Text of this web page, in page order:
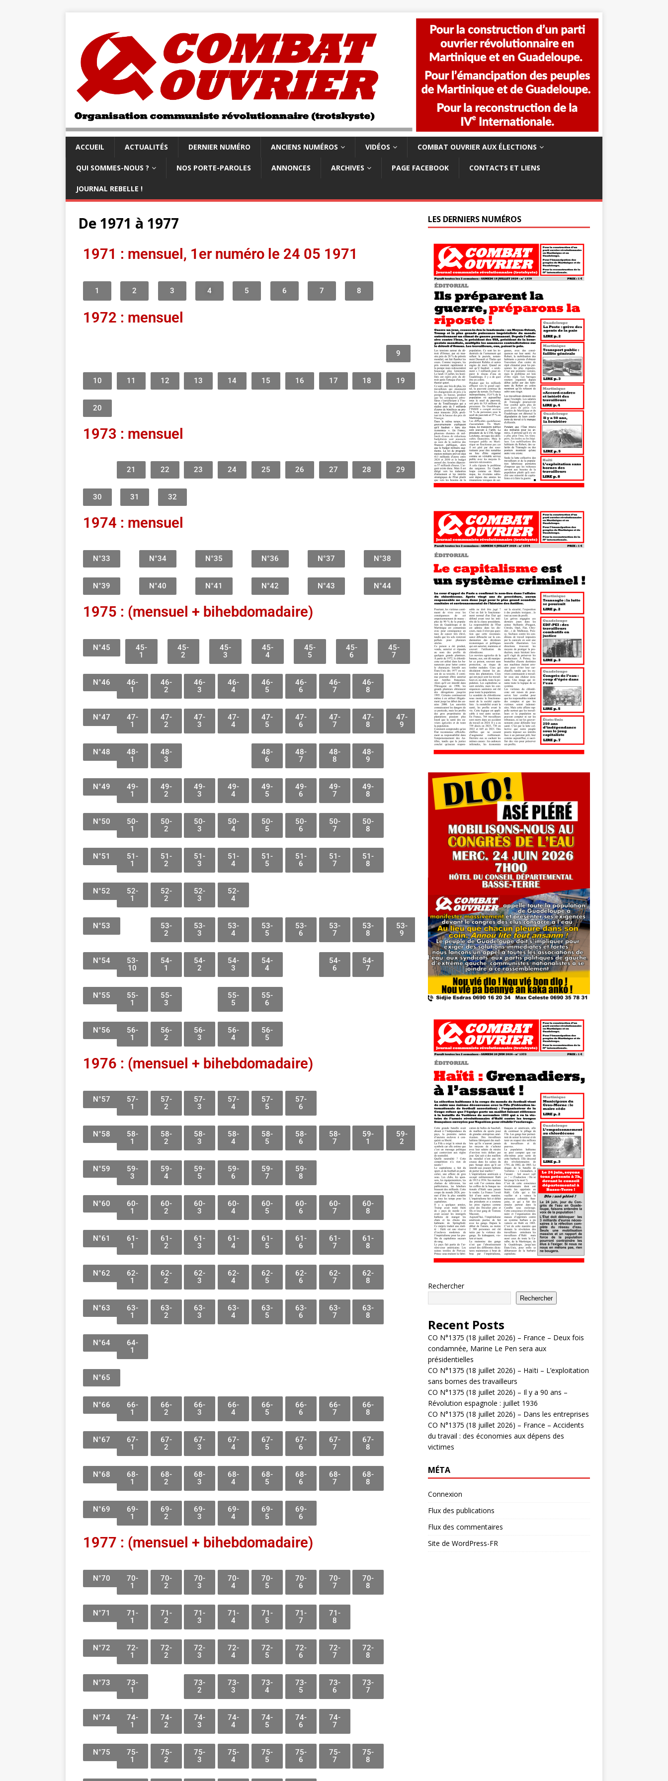
ACCUEIL ACTUALITÉS DERNIER NUMÉRO ANCIENS NUMÉROS VIDÉOS COMBAT OUVRIER AUX ÉLECTIONS
QUI SOMMES-NOUS ? NOS PORTE-PAROLES ANNONCES ARCHIVES PAGE FACEBOOK CONTACTS ET LIENS
JOURNAL REBELLE !
De 1971 à 1977
1971 : mensuel, 1er numéro le 24 05 1971
1 2 3 4 5 6 7 8
1972 : mensuel
9
10 11 12 13 14 15 16 17 18 19
20
1973 : mensuel
21 22 23 24 25 26 27 28 29
30 31 32
1974 : mensuel
N°33 N°34 N°35 N°36 N°37 N°38
N°39 N°40 N°41 N°42 N°43 N°44
1975 : (mensuel + bihebdomadaire)
N°45
45-
1
45-
2
45-
3
45-
4
45-
5
45-
6
45-
7
N°46
46-
1
46-
2
46-
3
46-
4
46-
5
46-
6
46-
7
46-
8
N°47
47-
1
47-
2
47-
3
47-
4
47-
5
47-
6
47-
7
47-
8
47-
9
N°48
48-
1
48-
3
48-
6
48-
7
48-
8
48-
9
N°49
49-
1
49-
2
49-
3
49-
4
49-
5
49-
6
49-
7
49-
8
N°50
50-
1
50-
2
50-
3
50-
4
50-
5
50-
6
50-
7
50-
8
N°51
51-
1
51-
2
51-
3
51-
4
51-
5
51-
6
51-
7
51-
8
N°52
52-
1
52-
2
52-
3
52-
4
N°53
53-
2
53-
3
53-
4
53-
5
53-
6
53-
7
53-
8
53-
9
N°54
53-
10
54-
1
54-
2
54-
3
54-
4
54-
6
54-
7
N°55
55-
1
55-
3
55-
5
55-
6
N°56
56-
1
56-
2
56-
3
56-
4
56-
5
1976 : (mensuel + bihebdomadaire)
N°57
57-
1
57-
2
57-
3
57-
4
57-
5
57-
6
N°58
58-
1
58-
2
58-
3
58-
4
58-
5
58-
6
58-
7
59-
1
59-
2
N°59
59-
3
59-
4
59-
5
59-
6
59-
7
59-
8
N°60
60-
1
60-
2
60-
3
60-
4
60-
5
60-
6
60-
7
60-
8
N°61
61-
1
61-
2
61-
3
61-
4
61-
5
61-
6
61-
7
61-
8
N°62
62-
1
62-
2
62-
3
62-
4
62-
5
62-
6
62-
7
62-
8
N°63
63-
1
63-
2
63-
3
63-
4
63-
5
63-
6
63-
7
63-
8
N°64
64-
1
N°65
N°66
66-
1
66-
2
66-
3
66-
4
66-
5
66-
6
66-
7
66-
8
N°67
67-
1
67-
2
67-
3
67-
4
67-
5
67-
6
67-
7
67-
8
N°68
68-
1
68-
2
68-
3
68-
4
68-
5
68-
6
68-
7
68-
8
N°69
69-
1
69-
2
69-
3
69-
4
69-
5
69-
6
1977 : (mensuel + bihebdomadaire)
N°70
70-
1
70-
2
70-
3
70-
4
70-
5
70-
6
70-
7
70-
8
N°71
71-
1
71-
2
71-
3
71-
4
71-
5
71-
7
71-
8
N°72
72-
1
72-
2
72-
3
72-
4
72-
5
72-
6
72-
7
72-
8
N°73
73-
1
73-
2
73-
3
73-
4
73-
5
73-
6
73-
7
N°74
74-
1
74-
2
74-
3
74-
4
74-
5
74-
6
74-
7
N°75
75-
1
75-
2
75-
3
75-
4
75-
5
75-
6
75-
7
75-
8
LES DERNIERS NUMÉROS
Rechercher
Rechercher
Recent Posts
CO N°1375 (18 juillet 2026) – France – Deux fois
condamnée, Marine Le Pen sera aux
présidentielles
CO N°1375 (18 juillet 2026) – Haïti – L’exploitation
sans bornes des travailleurs
CO N°1375 (18 juillet 2026) – Il y a 90 ans –
Révolution espagnole : juillet 1936
CO N°1375 (18 juillet 2026) – Dans les entreprises
CO N°1375 (18 juillet 2026) – France – Accidents
du travail : des économies aux dépens des
victimes
MÉTA
Connexion
Flux des publications
Flux des commentaires
Site de WordPress-FR